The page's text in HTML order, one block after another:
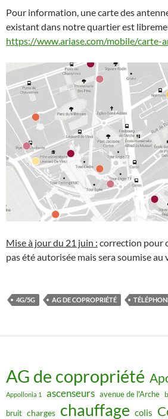
Pour information, une carte des
existant dans notre quartier est
https://www.ariase.com/mobile/carte-
Mise à jour du 21 juin : correction pour
pas été autorisée mais sera soumise au
4G/5G AG DE COPROPRIÉTÉ
AG de copropriété
Appollonia 1 ascenseurs avenue de l'Arche
bruit charges chauffage colis